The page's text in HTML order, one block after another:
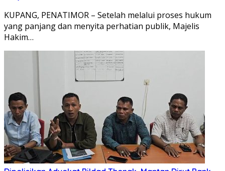
KUPANG, PENATIMOR – Setelah melalui proses hukum
yang panjang dan menyita perhatian publik, Majelis
Hakim…